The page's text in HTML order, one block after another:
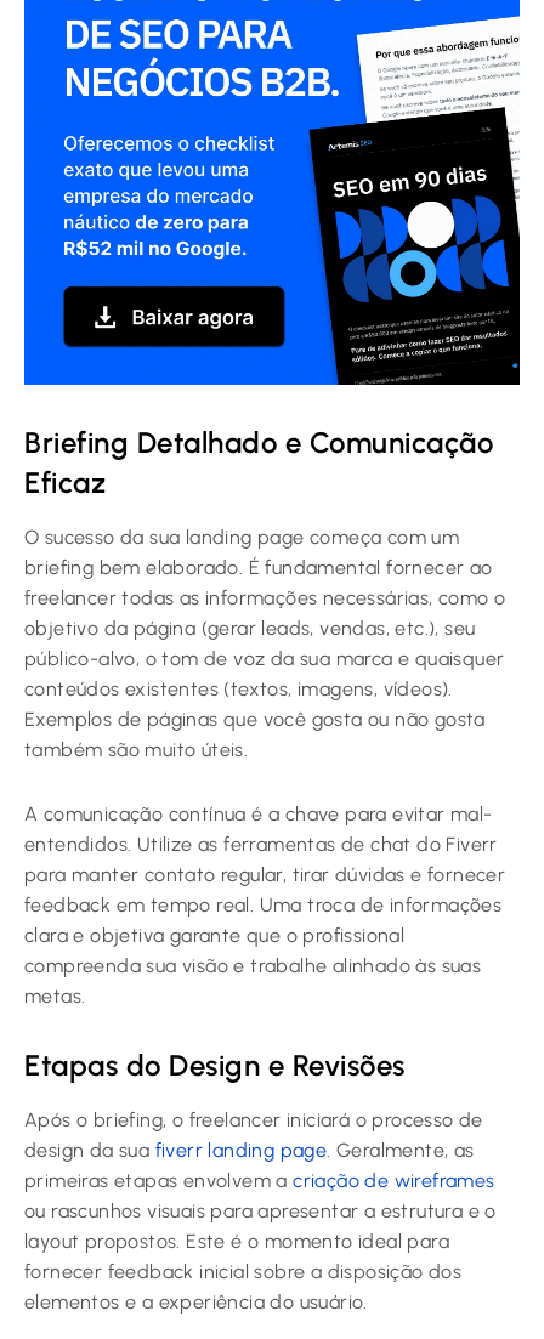
Briefing Detalhado e Comunicação
Eficaz
O sucesso da sua landing page começa com um
briefing bem elaborado. É fundamental fornecer ao
freelancer todas as informações necessárias, como o
objetivo da página (gerar leads, vendas, etc.), seu
público-alvo, o tom de voz da sua marca e quaisquer
conteúdos existentes (textos, imagens, vídeos).
Exemplos de páginas que você gosta ou não gosta
também são muito úteis.
A comunicação contínua é a chave para evitar mal-
entendidos. Utilize as ferramentas de chat do Fiverr
para manter contato regular, tirar dúvidas e fornecer
feedback em tempo real. Uma troca de informações
clara e objetiva garante que o profissional
compreenda sua visão e trabalhe alinhado às suas
metas.
Etapas do Design e Revisões
Após o briefing, o freelancer iniciará o processo de
design da sua fiverr landing page. Geralmente, as
primeiras etapas envolvem acriação de wireframes
ou rascunhos visuais para apresentar a estrutura e o
layout propostos. Este é o momento ideal para
fornecer feedback inicial sobre a disposição dos
elementos e a experiência do usuário.